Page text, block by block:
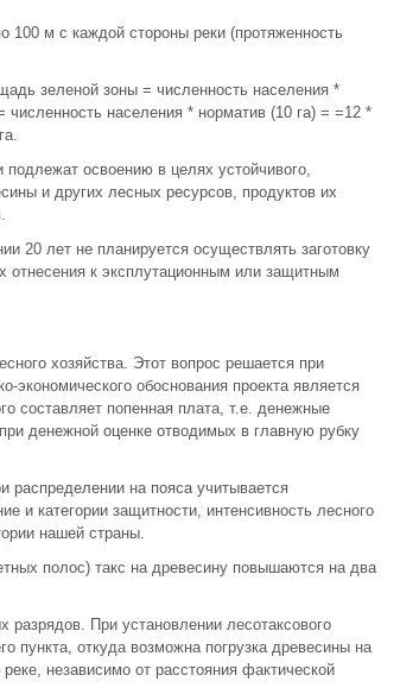
м с каждой стороны реки (протяженность
зеленой зоны = численность населения *
населения * норматив (10 га) = =12 *
освоению в целях устойчивого,
и других лесных ресурсов, продуктов их
20 лет не планируется осуществлять заготовку
отнесения к эксплутационным или защитным
хозяйства. Этот вопрос решается при
экономического обоснования проекта является
составляет попенная плата, т.е. денежные
денежной оценке отводимых в главную рубку
на пояса учитывается
и категории защитности, интенсивность лесного
нашей страны.
полос) такс на древесину повышаются на два
При установлении лесотаксового
пункта, откуда возможна погрузка древесины на
независимо от расстояния фактической